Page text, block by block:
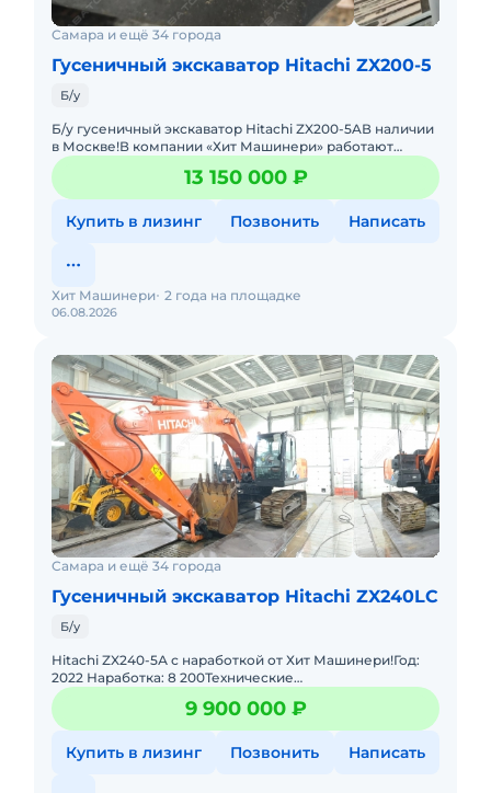
Самара и ещё 34 города
Гусеничный экскаватор Hitachi ZX200-5
Б/у
Б/у гусеничный экскаватор Hitachi ZX200-5AВ наличии
в Москве!В компании «Хит Машинери» работают
лучшие специалисты в сфере продажи дорожно-
строитель
13 150 000 ₽
Купить в лизинг Позвонить Написать
06.08.2026
Хит Машинери 2 года на площадке
Самара и ещё 34 города
Гусеничный экскаватор Hitachi ZX240LC
Б/у
Hitachi ZX240-5А с наработкой от Хит Машинери!Год:
2022 Наработка: 8 200Технические
характеристики:Рабочий объем двигателя: 5193
cм3Мощность: 133 кВТДвигатель:
9 900 000 ₽
Купить в лизинг Позвонить Написать